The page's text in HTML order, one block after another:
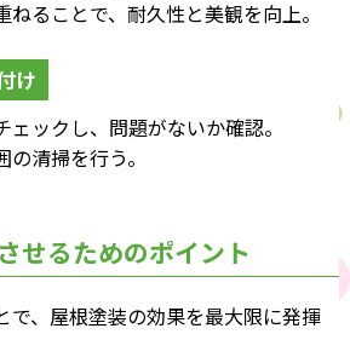
ねることで、耐久性と美観を向上。
け
ェックし、問題がないか確認。
清掃を行う。
せるためのポイント
で、屋根塗装の効果を最大限に発揮